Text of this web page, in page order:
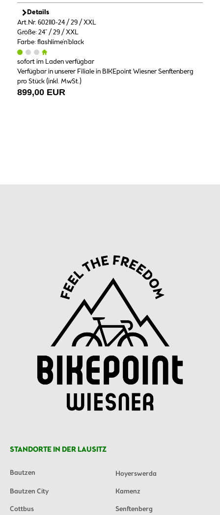
Details
Art.Nr. 602110-24 / 29 / XXL
Größe: 24" / 29 / XXL
Farbe: flashlime'n'black
sofort im Laden verfügbar
Verfügbar in unserer Filiale in BIKEpoint Wiesner Senftenberg
pro Stück (inkl. MwSt.)
899,00 EUR
STANDORTE IN DER LAUSITZ
Bautzen
Hoyerswerda
Bautzen City
Kamenz
Cottbus
Senftenberg